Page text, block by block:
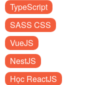
TypeScript
SASS CSS
VueJS
NestJS
Học ReactJS